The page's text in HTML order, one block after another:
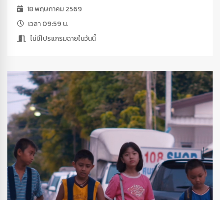
18 พฤษภาคม 2569
เวลา 09:59 น.
ไม่มีโปรแกรมฉายในวันนี้